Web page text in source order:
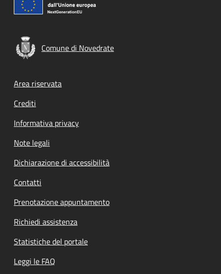
Comune di Novedrate
Footer menu
Area riservata
Crediti
Informativa privacy
Note legali
Dichiarazione di accessibilità
Contatti
Prenotazione appuntamento
Richiedi assistenza
Statistiche del portale
Leggi le FAQ